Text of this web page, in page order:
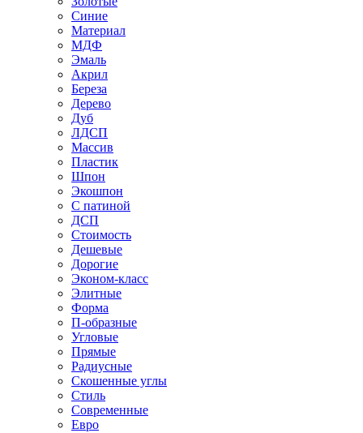
Синие
Материал
МДФ
Эмаль
Акрил
Береза
Дерево
Дуб
ЛДСП
Массив
Пластик
Шпон
Экошпон
С патиной
ДСП
Стоимость
Дешевые
Дорогие
Эконом-класс
Элитные
Форма
П-образные
Угловые
Прямые
Радиусные
Скошенные углы
Стиль
Современные
Евро